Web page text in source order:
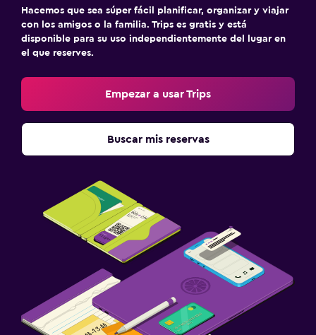
Hacemos que sea súper fácil planificar, organizar y viajar
con los amigos o la familia. Trips es gratis y está
disponible para su uso independientemente del lugar en
el que reserves.
Empezar a usar Trips
Buscar mis reservas